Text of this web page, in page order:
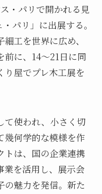
・パリで開かれる見
パリ」に出展する。
工を世界に広め、
前に、14～21日に同
り屋でプレ木工展を
て使われ、小さく切
幾何学的な模様を作
トは、国の企業連携
業を活用し、展示会
の魅力を発信。新た